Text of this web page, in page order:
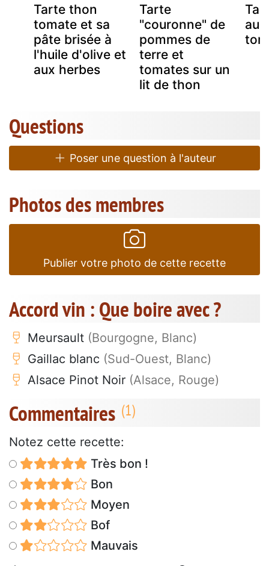
Tarte thon
tomate et sa
pâte brisée à
l'huile d'olive et
aux herbes
Tarte
"couronne" de
pommes de
terre et
tomates sur un
lit de thon
au
Questions
Poser une question à l'auteur
Photos des membres
Publier votre photo de cette recette
Accord vin : Que boire avec ?
Meursault (Bourgogne, Blanc)
Gaillac blanc (Sud-Ouest, Blanc)
Alsace Pinot Noir (Alsace, Rouge)
Commentaires
Notez cette recette:
Très bon !
Bon
Moyen
Bof
Mauvais